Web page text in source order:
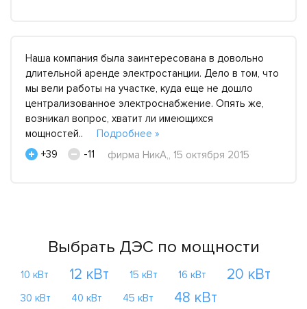
Наша компания была заинтересована в довольно
длительной аренде электростанции. Дело в том, что
мы вели работы на участке, куда еще не дошло
централизованное электроснабжение. Опять же,
возникал вопрос, хватит ли имеющихся
мощностей.. Подробнее »
+39
-11 фирма НикА,, 15 октября 2015
Выбрать ДЭС по мощности
10 кВт 12 кВт 15 кВт 16 кВт 20 кВт
30 кВт 40 кВт 45 кВт 48 кВт